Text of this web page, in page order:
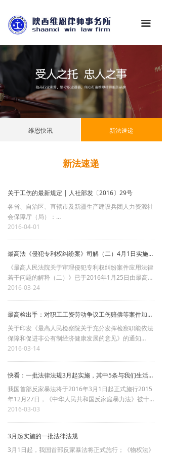
维恩快讯 新法速递
끀
关于维恩
业务领域
维恩业绩
新闻资讯
典型案例
在线咨询
联系我们
新法速递
关于工伤的最新规定 | 人社部发〔2016〕29号
各省、自治区、直辖市及新疆生产建设兵团人力资源社
会保障厅（局）：
为更好地贯彻执行新修订的《工伤保险条例》，提
2016-04-01
最高法《侵犯专利权纠纷案》司解（二）4月1日实施（全文、附解读）
《最高人民法院关于审理侵犯专利权纠纷案件应用法律
若干问题的解释（二）》已于2016年1月25日由最高人
民法院审判委员会第1676次会议通过，现予公布，自2
2016-03-24
最高检出手：对职工工资劳动争议工伤赔偿等案件加强监督（新规全文18条）
关于印发《最高人民检察院关于充分发挥检察职能依法
保障和促进非公有制经济健康发展的意见》的通知
各省、自治区、直辖市人民检察院，军事检察院，
保障和促进非公有制经济健康发展的意见》印发给你
们，请结合实际贯彻执行。
2016-03-14
快看：一批法律法规3月起实施，其中5条与我们生活关系重大
我国首部反家暴法将于2016年3月1日起正式施行2015
年12月27日，《中华人民共和国反家庭暴力法》被十
二届全国人大常委会第十八次会议表决通过，这是我国
2016-03-03
3月起实施的一批法律法规
3月1日起，我国首部反家暴法将正式施行；《物权法》